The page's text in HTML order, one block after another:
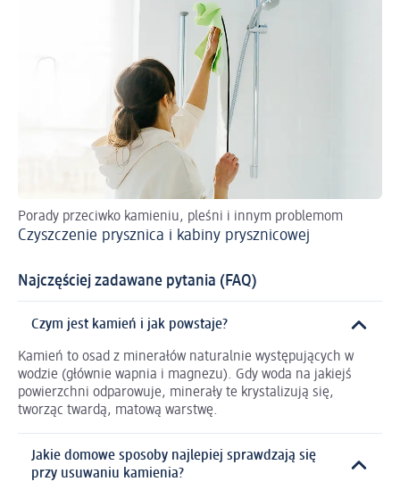
Porady przeciwko kamieniu, pleśni i innym problemom
Czyszczenie prysznica i kabiny prysznicowej
Najczęściej zadawane pytania (FAQ)
Czym jest kamień i jak powstaje?
Kamień to osad z minerałów naturalnie występujących w
wodzie (głównie wapnia i magnezu). Gdy woda na jakiejś
powierzchni odparowuje, minerały te krystalizują się,
tworząc twardą, matową warstwę.
Jakie domowe sposoby najlepiej sprawdzają się
przy usuwaniu kamienia?